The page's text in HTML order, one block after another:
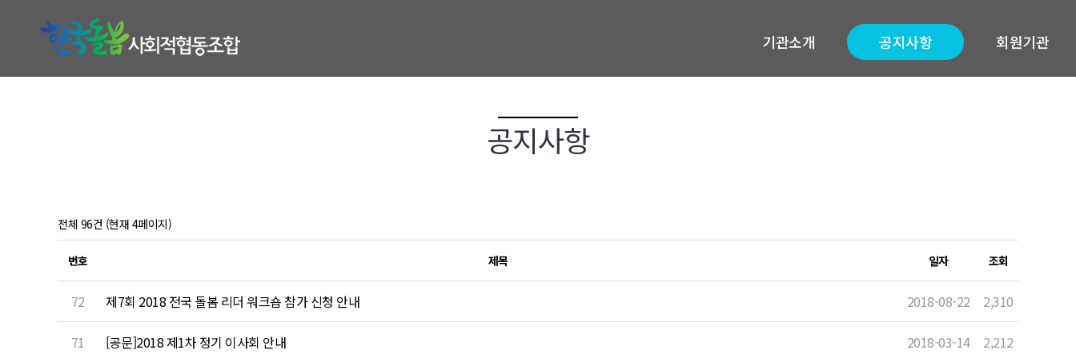
기관소개 공지사항 회원기관
공지사항
전체 96건 (현재 4페이지)
번호 제목 일자 조회
72 제7회 2018 전국 돌봄 리더 워크숍 참가 신청 안내 2018-08-22 2,310
71 [공문]2018 제1차 정기 이사회 안내 2018-03-14 2,212